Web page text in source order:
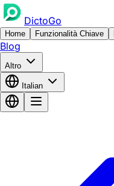
DictoGo
Home Funzionalità Chiave
Blog
Altro
Italian